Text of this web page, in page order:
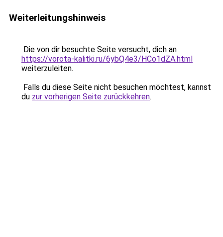
Weiterleitungshinweis
Die von dir besuchte Seite versucht, dich an
https://vorota-kalitki.ru/6ybQ4e3/HCo1dZA.html
weiterzuleiten.
Falls du diese Seite nicht besuchen möchtest, kannst
du zur vorherigen Seite zurückkehren.